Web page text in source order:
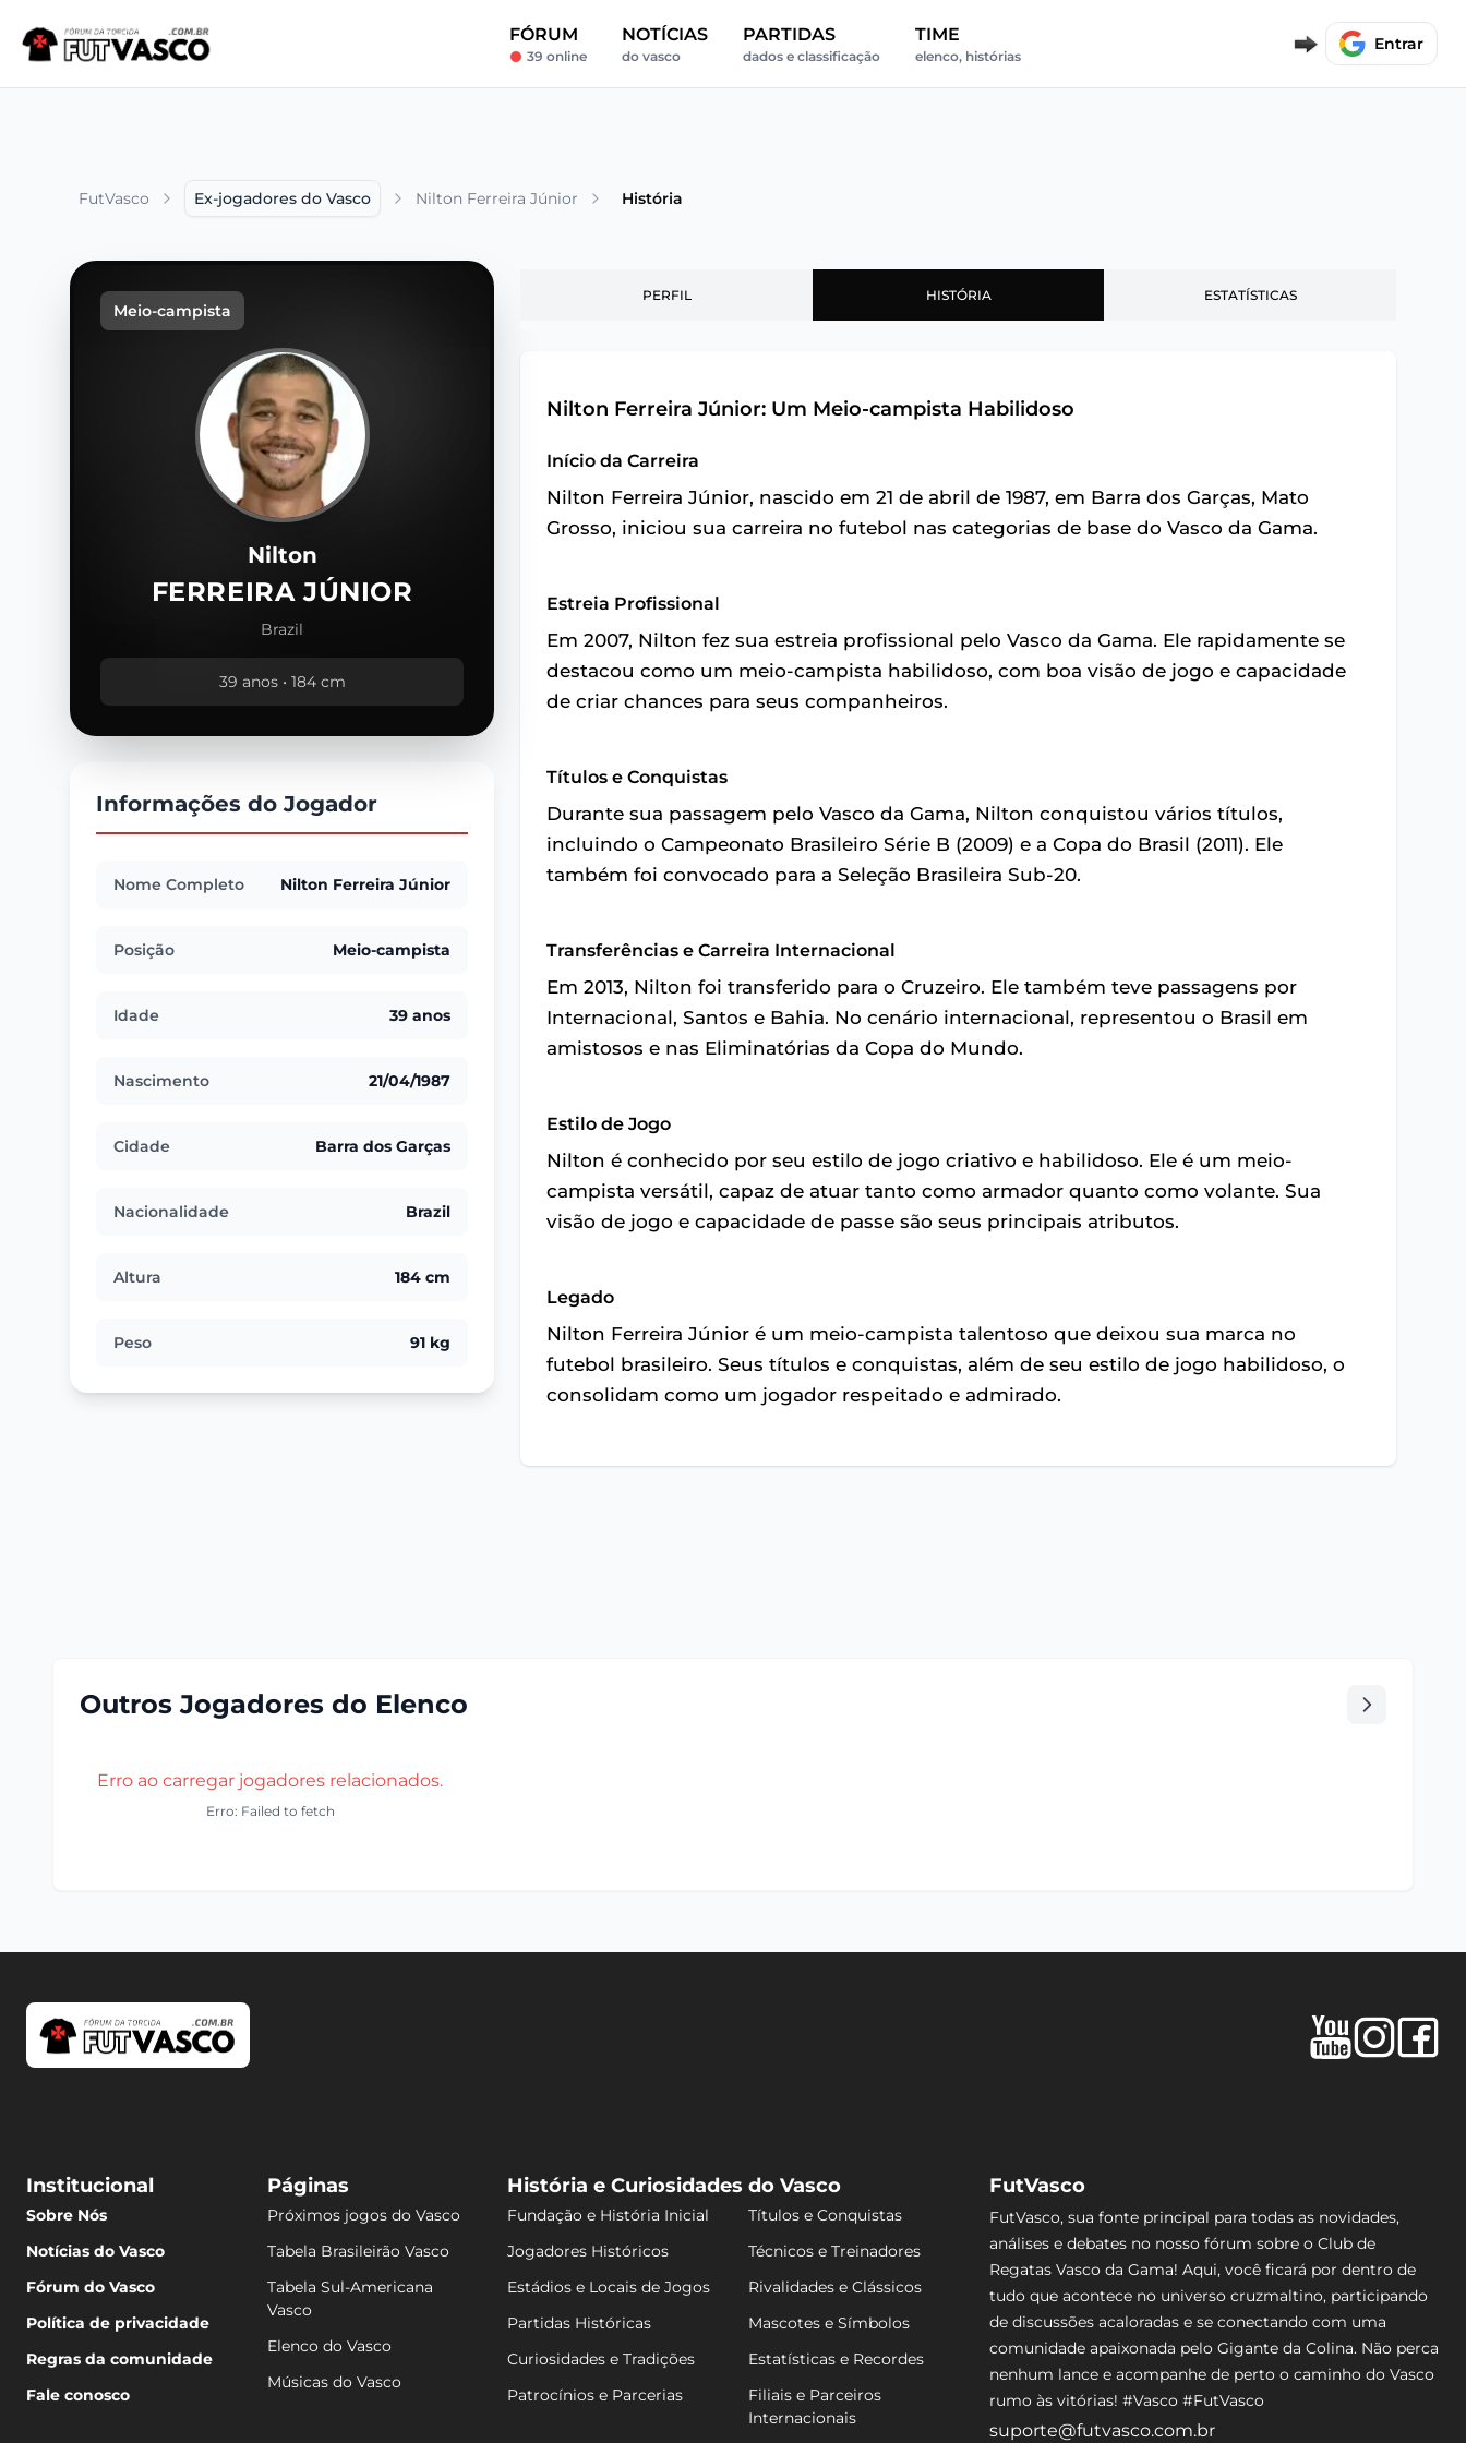
FÓRUM
39 online
NOTÍCIAS
do vasco
PARTIDAS
dados e classificação
TIME
elenco, histórias
Entrar
FutVasco Ex-jogadores do Vasco Nilton Ferreira Júnior História
Meio-campista
Nilton
FERREIRA JÚNIOR
Brazil
39 anos • 184 cm
Informações do Jogador
Nome Completo Nilton Ferreira Júnior
Posição Meio-campista
Idade 39 anos
Nascimento 21/04/1987
Cidade Barra dos Garças
Nacionalidade Brazil
Altura 184 cm
Peso 91 kg
PERFIL HISTÓRIA ESTATÍSTICAS
Nilton Ferreira Júnior: Um Meio-campista Habilidoso
Início da Carreira
Nilton Ferreira Júnior, nascido em 21 de abril de 1987, em Barra dos Garças, Mato
Grosso, iniciou sua carreira no futebol nas categorias de base do Vasco da Gama.
Estreia Profissional
Em 2007, Nilton fez sua estreia profissional pelo Vasco da Gama. Ele rapidamente se
destacou como um meio-campista habilidoso, com boa visão de jogo e capacidade
de criar chances para seus companheiros.
Títulos e Conquistas
Durante sua passagem pelo Vasco da Gama, Nilton conquistou vários títulos,
incluindo o Campeonato Brasileiro Série B (2009) e a Copa do Brasil (2011). Ele
também foi convocado para a Seleção Brasileira Sub-20.
Transferências e Carreira Internacional
Em 2013, Nilton foi transferido para o Cruzeiro. Ele também teve passagens por
Internacional, Santos e Bahia. No cenário internacional, representou o Brasil em
amistosos e nas Eliminatórias da Copa do Mundo.
Estilo de Jogo
Nilton é conhecido por seu estilo de jogo criativo e habilidoso. Ele é um meio-
campista versátil, capaz de atuar tanto como armador quanto como volante. Sua
visão de jogo e capacidade de passe são seus principais atributos.
Legado
Nilton Ferreira Júnior é um meio-campista talentoso que deixou sua marca no
futebol brasileiro. Seus títulos e conquistas, além de seu estilo de jogo habilidoso, o
consolidam como um jogador respeitado e admirado.
Outros Jogadores do Elenco
Erro ao carregar jogadores relacionados.
Erro: Failed to fetch
Institucional
Sobre Nós
Notícias do Vasco
Fórum do Vasco
Política de privacidade
Regras da comunidade
Fale conosco
Páginas
Próximos jogos do Vasco
Tabela Brasileirão Vasco
Tabela Sul-Americana
Vasco
Elenco do Vasco
Músicas do Vasco
História e Curiosidades do Vasco
Fundação e História Inicial
Títulos e Conquistas
Jogadores Históricos
Técnicos e Treinadores
Estádios e Locais de Jogos
Rivalidades e Clássicos
Partidas Históricas
Mascotes e Símbolos
Curiosidades e Tradições
Estatísticas e Recordes
Patrocínios e Parcerias
Filiais e Parceiros
Internacionais
FutVasco
FutVasco, sua fonte principal para todas as novidades,
análises e debates no nosso fórum sobre o Club de
Regatas Vasco da Gama! Aqui, você ficará por dentro de
tudo que acontece no universo cruzmaltino, participando
de discussões acaloradas e se conectando com uma
comunidade apaixonada pelo Gigante da Colina. Não perca
nenhum lance e acompanhe de perto o caminho do Vasco
rumo às vitórias! #Vasco #FutVasco
suporte@futvasco.com.br